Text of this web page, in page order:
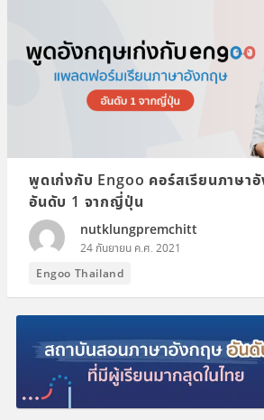
พูดเก่งกับ Engoo คอร์สเรียนภาษา
อันดับ 1 จากญี่ปุ่น
nutklungpremchitt
24 กันยายน ค.ศ. 2021
Engoo Thailand